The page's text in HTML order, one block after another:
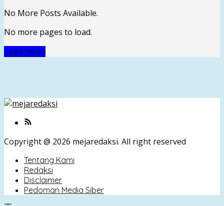
No More Posts Available.
No more pages to load.
View More
Copyright @ 2026 mejaredaksi. All right reserved
Tentang Kami
Redaksi
Disclaimer
Pedoman Media Siber